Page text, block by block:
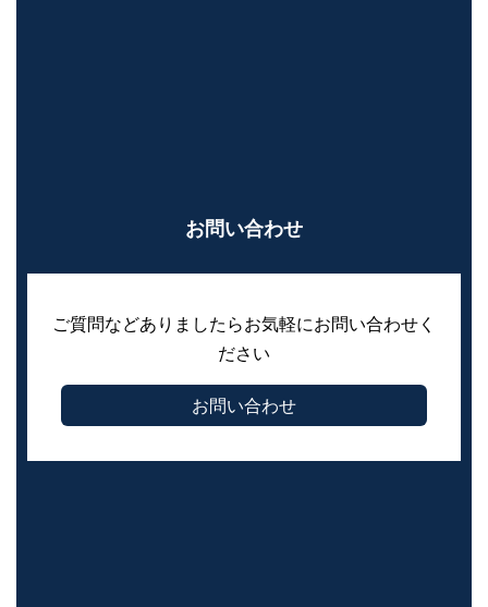
お問い合わせ
ご質問などありましたらお気軽にお問い合わせく
ださい
お問い合わせ